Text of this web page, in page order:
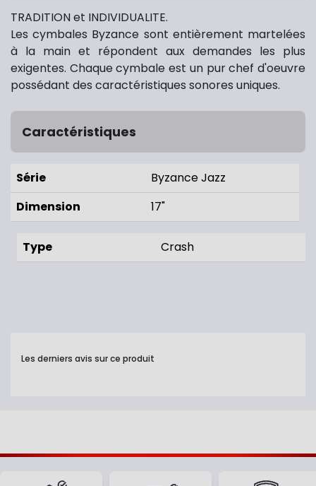
TRADITION et INDIVIDUALITE.
Les cymbales Byzance sont entièrement martelées
à la main et répondent aux demandes les plus
exigentes. Chaque cymbale est un pur chef d'oeuvre
possédant des caractéristiques sonores uniques.
Caractéristiques
Série
Byzance Jazz
Dimension
17"
Type Crash
Les derniers avis sur ce produit